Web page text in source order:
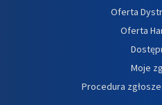
Oferta
Oferta
Moje
Procedura